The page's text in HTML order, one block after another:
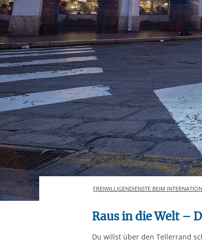
FREIWILLIGENDIENSTE BEIM
Raus in die Welt –
Du willst über den Tellerrand